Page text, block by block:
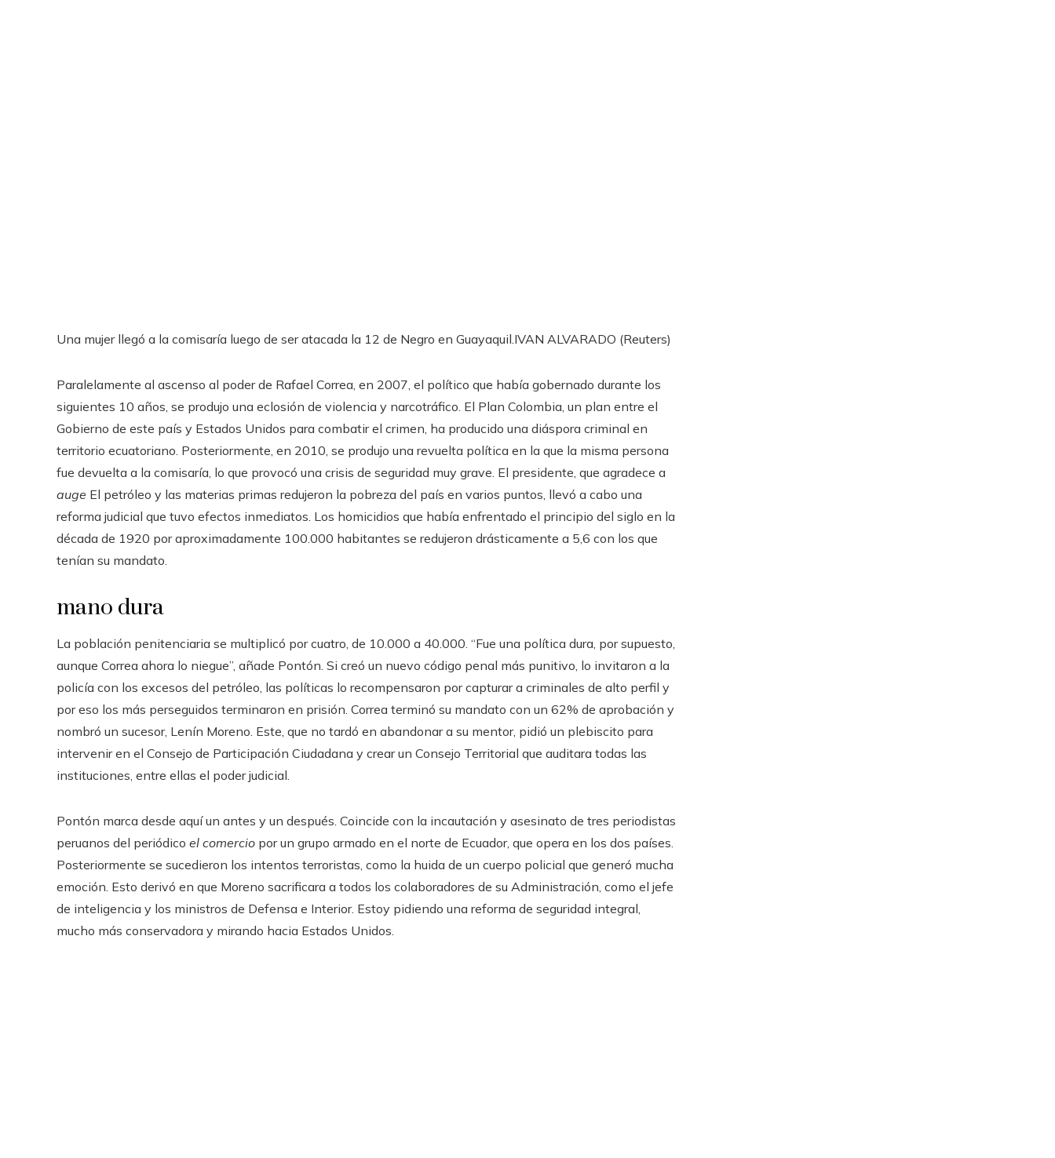
Una mujer llegó a la comisaría luego de ser atacada la 12 de Negro en Guayaquil.IVAN ALVARADO (Reuters)
Paralelamente al ascenso al poder de Rafael Correa, en 2007, el político que había gobernado durante los
siguientes 10 años, se produjo una eclosión de violencia y narcotráfico. El Plan Colombia, un plan entre el
Gobierno de este país y Estados Unidos para combatir el crimen, ha producido una diáspora criminal en
territorio ecuatoriano. Posteriormente, en 2010, se produjo una revuelta política en la que la misma persona
fue devuelta a la comisaría, lo que provocó una crisis de seguridad muy grave. El presidente, que agradece a
auge El petróleo y las materias primas redujeron la pobreza del país en varios puntos, llevó a cabo una
reforma judicial que tuvo efectos inmediatos. Los homicidios que había enfrentado el principio del siglo en la
década de 1920 por aproximadamente 100.000 habitantes se redujeron drásticamente a 5,6 con los que
tenían su mandato.
mano dura
La población penitenciaria se multiplicó por cuatro, de 10.000 a 40.000. “Fue una política dura, por supuesto,
aunque Correa ahora lo niegue”, añade Pontón. Si creó un nuevo código penal más punitivo, lo invitaron a la
policía con los excesos del petróleo, las políticas lo recompensaron por capturar a criminales de alto perfil y
por eso los más perseguidos terminaron en prisión. Correa terminó su mandato con un 62% de aprobación y
nombró un sucesor, Lenín Moreno. Este, que no tardó en abandonar a su mentor, pidió un plebiscito para
intervenir en el Consejo de Participación Ciudadana y crear un Consejo Territorial que auditara todas las
instituciones, entre ellas el poder judicial.
Pontón marca desde aquí un antes y un después. Coincide con la incautación y asesinato de tres periodistas
peruanos del periódico el comercio por un grupo armado en el norte de Ecuador, que opera en los dos países.
Posteriormente se sucedieron los intentos terroristas, como la huida de un cuerpo policial que generó mucha
emoción. Esto derivó en que Moreno sacrificara a todos los colaboradores de su Administración, como el jefe
de inteligencia y los ministros de Defensa e Interior. Estoy pidiendo una reforma de seguridad integral,
mucho más conservadora y mirando hacia Estados Unidos.